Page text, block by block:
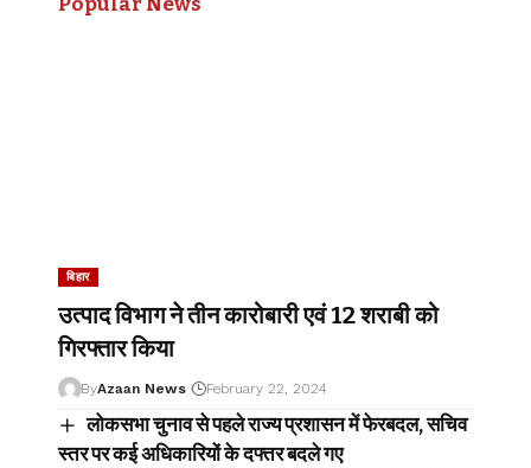
बिहार
उत्पाद विभाग ने तीन कारोबारी एवं 12 शराबी को
गिरफ्तार किया
ByAzaan News February 22, 2024
लोकसभा चुनाव से पहले राज्य प्रशासन में फेरबदल, सचिव
स्तर पर कई अधिकारियों के दफ्तर बदले गए